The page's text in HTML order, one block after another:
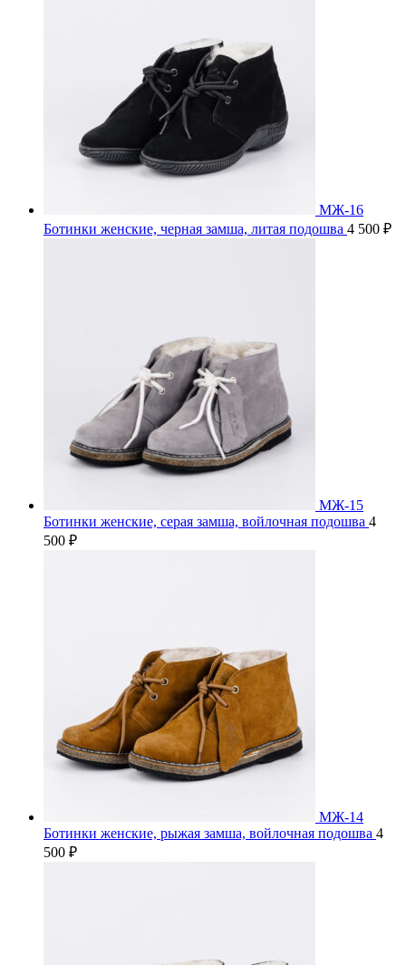
МЖ-16
Ботинки женские, черная замша, литая подошва 4 500 ₽
МЖ-15
Ботинки женские, серая замша, войлочная подошва 4
500 ₽
МЖ-14
Ботинки женские, рыжая замша, войлочная подошва 4
500 ₽